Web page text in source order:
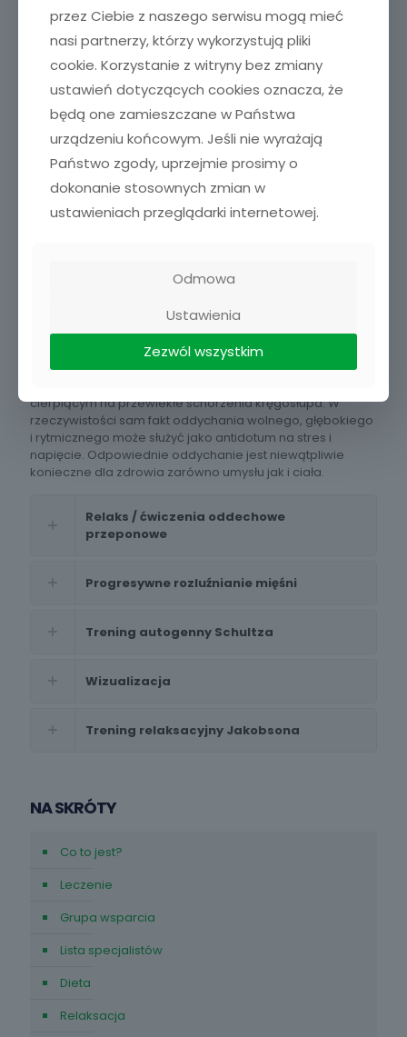
Jedną z podstawowych tajemnic prawdziwego relaksu
jest odkrywanie tych czynności, które zapewniają
Pozwól sobie na swobodę angażowania się w nowe
działania, które pomogą ci osiągnąć radość i osobistą
satysfakcję. Nierozerwalny związek między przewlekłym
bólu i stresem można przerwać poprzez relaksacyjne
cierpiącym na przewlekłe schorzenia kręgosłupa. W
rzeczywistości sam fakt oddychania wolnego, głębokiego
i rytmicznego może służyć jako antidotum na stres i
napięcie. Odpowiednie oddychanie jest niewątpliwie
konieczne dla zdrowia zarówno umysłu jak i ciała.
Relaks / ćwiczenia oddechowe
przeponowe
Progresywne rozluźnianie mięśni
Trening autogenny Schultza
Wizualizacja
Trening relaksacyjny Jakobsona
NA SKRÓTY
Co to jest?
Leczenie
Grupa wsparcia
Lista specjalistów
Dieta
Relaksacja
przez Ciebie z naszego serwisu mogą mieć
nasi partnerzy, którzy wykorzystują pliki
cookie. Korzystanie z witryny bez zmiany
ustawień dotyczących cookies oznacza, że
będą one zamieszczane w Państwa
urządzeniu końcowym. Jeśli nie wyrażają
Państwo zgody, uprzejmie prosimy o
dokonanie stosownych zmian w
ustawieniach przeglądarki internetowej.
Odmowa
Ustawienia
Zezwól wszystkim